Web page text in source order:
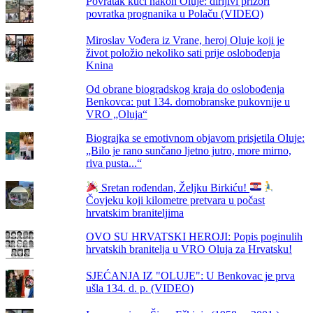
povratka prognanika u Polaču (VIDEO)
Miroslav Vođera iz Vrane, heroj Oluje koji je
život položio nekoliko sati prije oslobođenja
Knina
Od obrane biogradskog kraja do oslobođenja
Benkovca: put 134. domobranske pukovnije u
VRO „Oluja“
Biograjka se emotivnom objavom prisjetila Oluje:
„Bilo je rano sunčano ljetno jutro, more mirno,
riva pusta...“
Sretan rođendan, Željku Birkiću!
Čovjeku koji kilometre pretvara u počast
hrvatskim braniteljima
OVO SU HRVATSKI HEROJI: Popis poginulih
hrvatskih branitelja u VRO Oluja za Hrvatsku!
SJEĆANJA IZ "OLUJE": U Benkovac je prva
ušla 134. d. p. (VIDEO)